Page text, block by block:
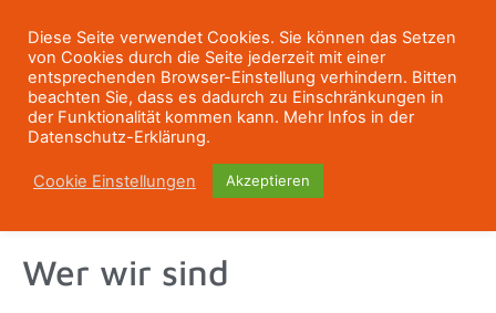
Wer wir sind
Diese Seite verwendet Cookies. Sie können das Setzen
von Cookies durch die Seite jederzeit mit einer
entsprechenden Browser-Einstellung verhindern. Bitten
beachten Sie, dass es dadurch zu Einschränkungen in
der Funktionalität kommen kann. Mehr Infos in der
Datenschutz-Erklärung.
Cookie Einstellungen Akzeptieren